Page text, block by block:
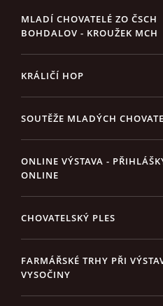
MLADÍ CHOVATELÉ ZO ČSCH
BOHDALOV - KROUŽEK MCH
KRÁLIČÍ HOP
SOUTĚŽE MLADÝCH
ONLINE VÝSTAVA -
ONLINE
CHOVATELSKÝ PLES
FARMÁŘSKÉ TRHY PŘI
VYSOČINY